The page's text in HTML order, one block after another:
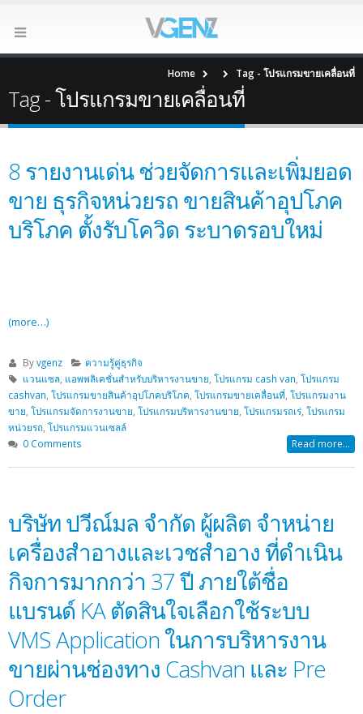
Home Tag - โปรแกรมขายเคลื่อนที่
Tag - โปรแกรมขายเคลื่อนที่
8 รายงานเด่น ช่วยจัดการและเพิ่มยอด
ขาย ธุรกิจหน่วยรถ ขายสินค้าอุปโภค
บริโภค ตั้งรับโควิด ระบาดรอบใหม่
(more…)
Byvgenz
ความรู้คู่ธุรกิจ
แวนแซล, แอพพลิเคชั่นสำหรับบริหารงานขาย โปรแกรม cash van โปรแกรม
cashvan โปรแกรมขายสินค้าอุปโภคบริโภค โปรแกรมขายเคลื่อนที่ โปรแกรมงาน
ขาย โปรแกรมจัดการงานขาย โปรแกรมบริหารงานขาย โปรแกรมรถเร่ โปรแกรม
หน่วยรถ โปรแกรมแวนเซลล์
0 Comments
Read more...
บริษัท ปวีณ์มล จำกัด ผู้ผลิต จำหน่าย
เครื่องสำอางและเวชสำอาง ที่ดำเนิน
กิจการมากกว่า 37 ปี ภายใต้ชื่อ
แบรนด์ KA ตัดสินใจเลือกใช้ระบบ
VMS Application ในการบริหารงาน
ขายผ่านช่องทาง Cashvan และ Pre
Order